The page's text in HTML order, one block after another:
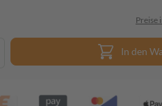
Preise
In den